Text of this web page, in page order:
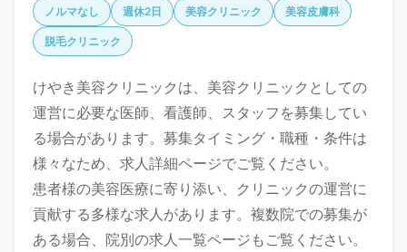
ノルマなし 週休2日 美容クリニック 美容皮膚科
脱毛クリニック
けやき美容クリニックは、美容クリニックとしての
運営に必要な医師、看護師、スタッフを募集してい
る場合があります。募集タイミング・職種・条件は
様々なため、求人詳細ページでご覧ください。
患者様の美容医療に寄り添い、クリニックの運営に
貢献する多様な求人があります。複数院での募集が
ある場合、院別の求人一覧ページもご覧ください。